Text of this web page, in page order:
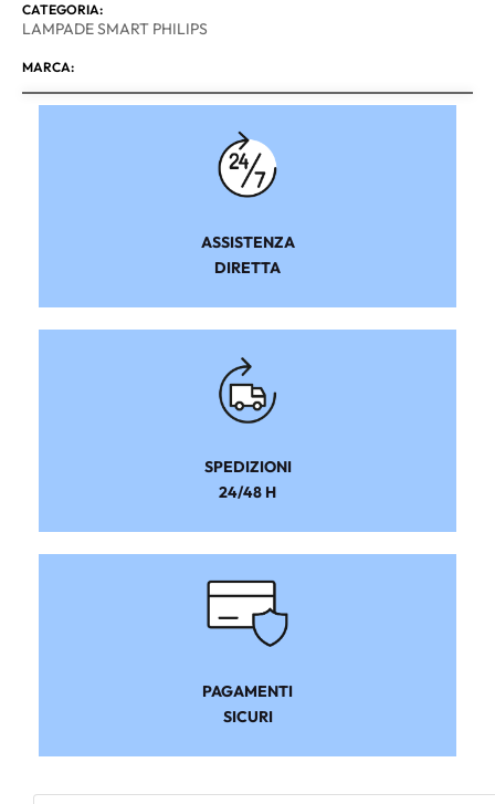
CATEGORIA:
LAMPADE SMART PHILIPS
MARCA:
ASSISTENZA
DIRETTA
SPEDIZIONI
24/48 H
PAGAMENTI
SICURI